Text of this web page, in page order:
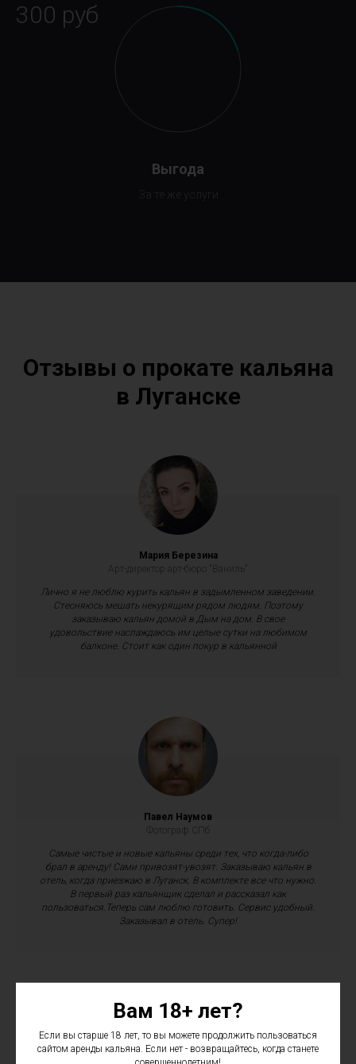
Вам 18+ лет?
Если вы старше 18 лет, то вы можете продолжить пользоваться
сайтом аренды кальяна. Если нет - возвращайтесь, когда станете
300 руб
Выгода
Отзывы о прокате кальяна
в Луганске
Мария Березина
Арт-директор арт-бюро "Ваниль"
Лично я не люблю курить кальян в задымленном заведении.
Стесняюсь мешать некурящим рядом людям. Поэтому
заказываю кальян домой в Дым на дом. В свое
удовольствие наслаждаюсь им целые сутки на любимом
балконе. Стоит как один покур в кальянной
Павел Наумов
Фотограф СПб
Самые чистые и новые кальяны среди тех, что когда-либо
брал в аренду! Сами привозят-увозят. Заказываю кальян в
отель, когда приезжаю в Луганск. В комплекте все что нужно.
В первый раз кальянщик сделал и рассказал как
пользоваться.Теперь сам люблю готовить. Сервис удобный.
Заказывал в отель. Супер!